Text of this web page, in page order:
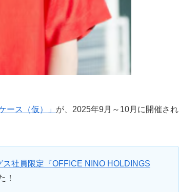
ース（仮）」 が、2025年9月～10月に開催され
社員限定『OFFICE NINO HOLDINGS
！